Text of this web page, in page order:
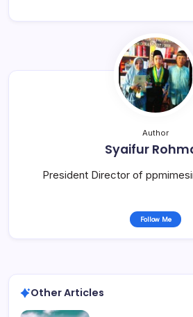
Author
Syaifur
President Director of
Follow Me
Other Articles